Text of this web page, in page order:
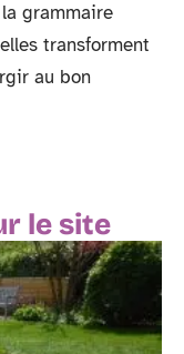
grammaire
transforment
au bon
le site